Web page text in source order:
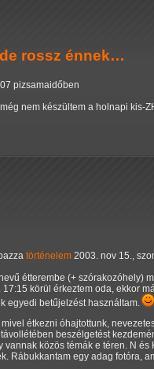
rossz énnek…
pizsamaidőben
nem készültem a holnapi kis-
történelem 2003. nov 15.,
étterembe (+
körül érkeztem oda, ekkor
egyedi betűjelzést használtam.
étkezni óhajtottunk,
beszélgetést
közös témák e téren. N
Rábukkantam egy adag fotóra,